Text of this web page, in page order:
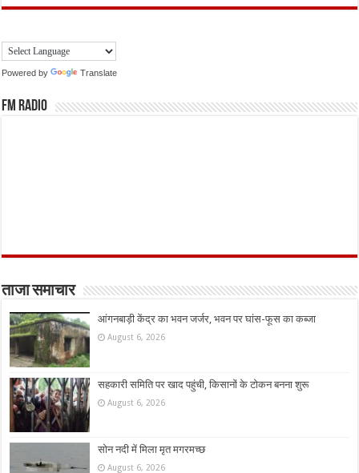
Powered by Translate
FM Radio
ताजा समाचार
आंगनबाड़ी केंद्र का भवन जर्जर, भवन पर घांस-फूस का कब्जा
August 6, 2026
सहकारी समिति पर खाद पहुंची, किसानों के टोकन बनना शुरू
August 6, 2026
सोन नदी में मिला मृत मगरमच्छ
August 6, 2026